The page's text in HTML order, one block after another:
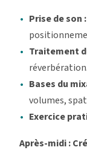
Prise de son :
Traitement
réverbération.
Bases du
volumes,
Exercice
Après-midi :